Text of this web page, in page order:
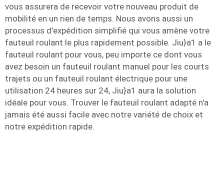
vous assurera de recevoir votre nouveau produit de
mobilité en un rien de temps. Nous avons aussi un
processus d'expédition simplifié qui vous amène votre
fauteuil roulant le plus rapidement possible. Jiu}a1 a le
fauteuil roulant pour vous, peu importe ce dont vous
avez besoin un fauteuil roulant manuel pour les courts
trajets ou un fauteuil roulant électrique pour une
utilisation 24 heures sur 24, Jiu}a1 aura la solution
idéale pour vous. Trouver le fauteuil roulant adapté n'a
jamais été aussi facile avec notre variété de choix et
notre expédition rapide.